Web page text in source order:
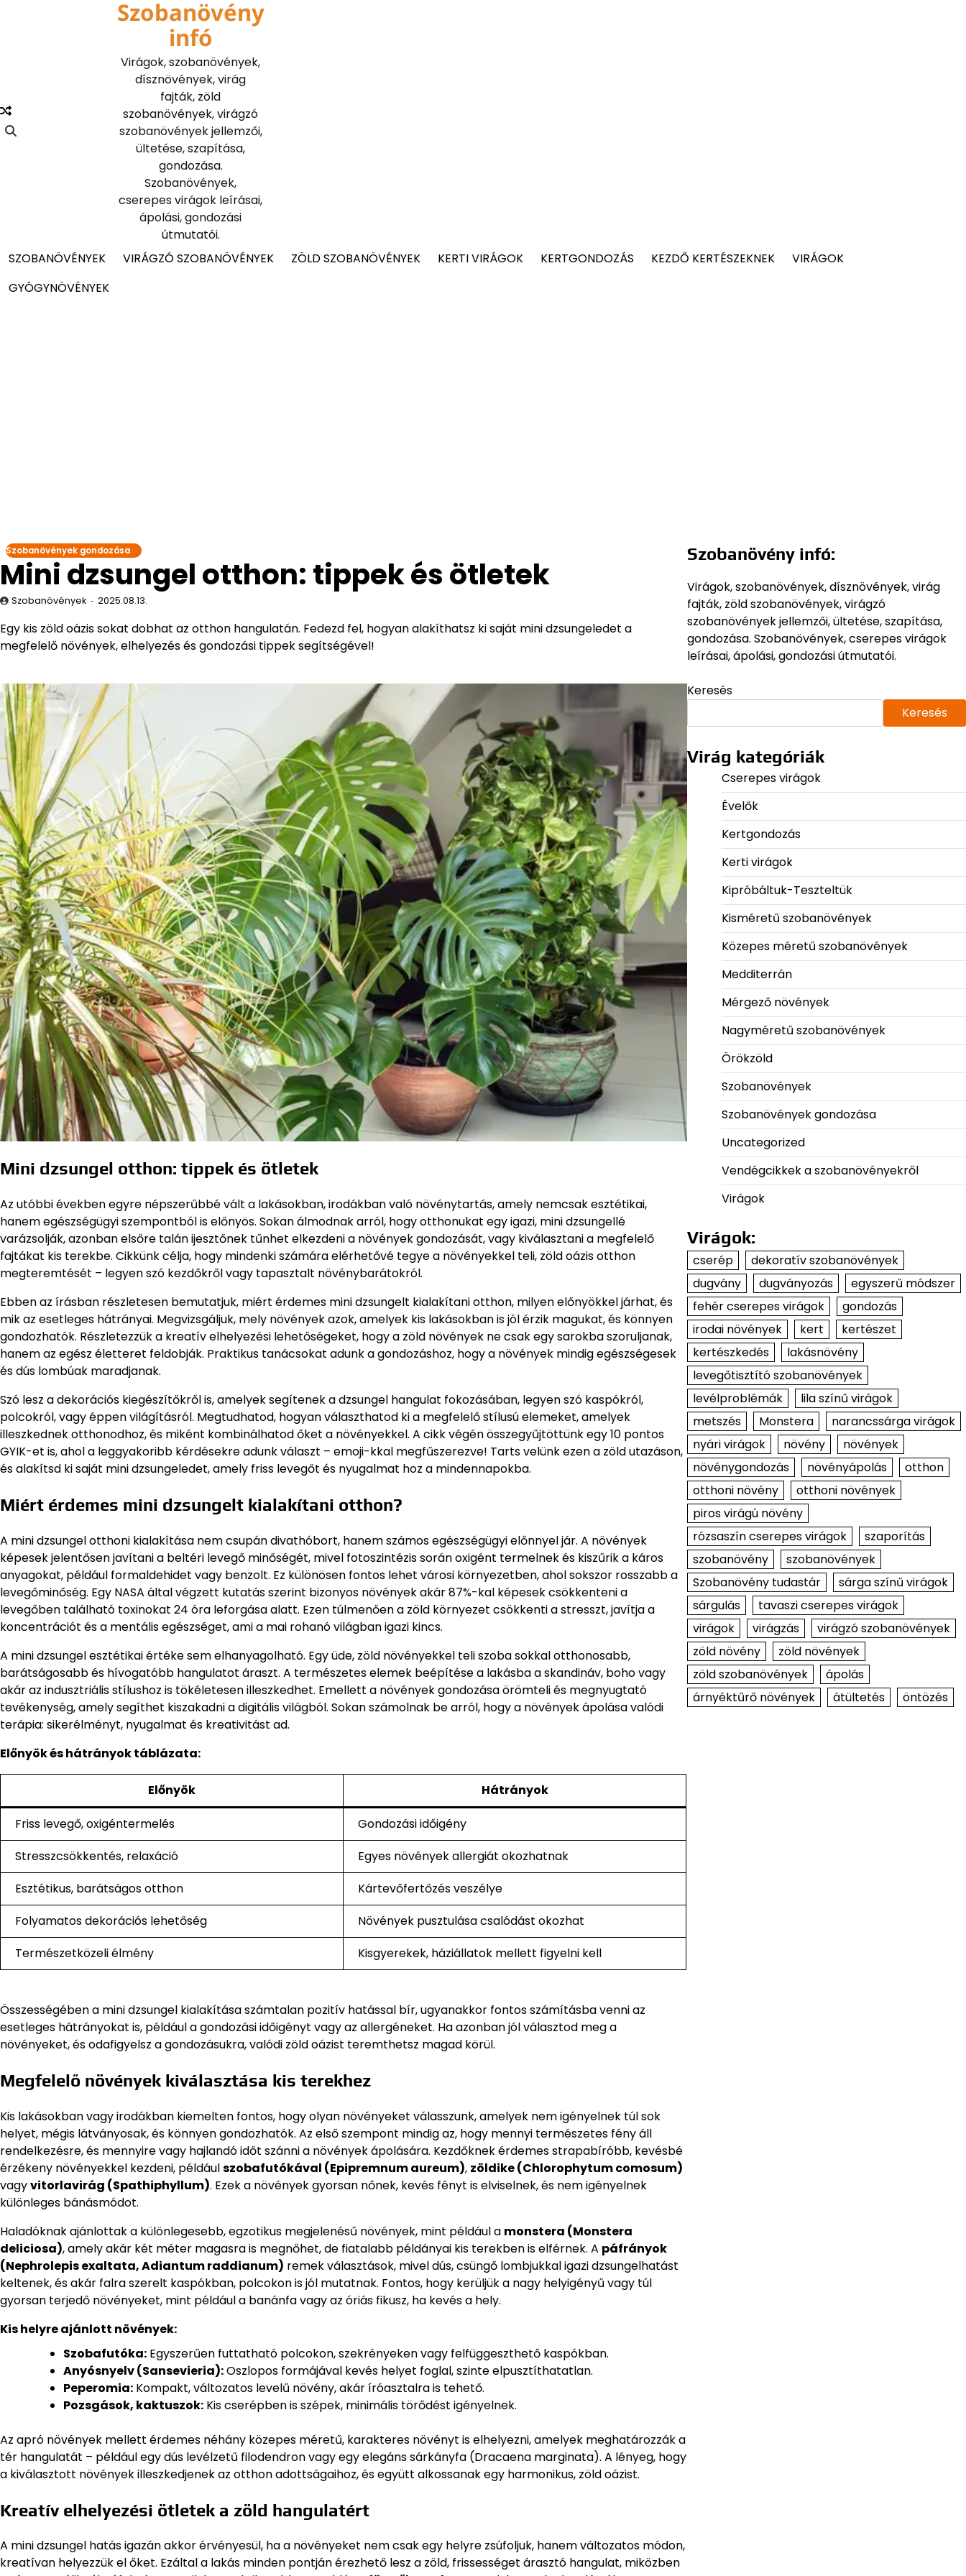
Szobanövény
infó
Virágok, szobanövények,
dísznövények, virág
fajták, zöld
szobanövények, virágzó
szobanövények jellemzői,
ültetése, szapítása,
gondozása.
Szobanövények,
cserepes virágok leírásai,
ápolási, gondozási
útmutatói.
SZOBANÖVÉNYEK
VIRÁGZÓ SZOBANÖVÉNYEK ZÖLD SZOBANÖVÉNYEK KERTI VIRÁGOK KERTGONDOZÁS KEZDŐ KERTÉSZEKNEK
VIRÁGOK
GYÓGYNÖVÉNYEK
Szobanövények gondozása
Mini dzsungel otthon: tippek és ötletek
Szobanövények 2025.08.13.
Egy kis zöld oázis sokat dobhat az otthon hangulatán. Fedezd fel, hogyan alakíthatsz ki saját mini dzsungeledet a
megfelelő növények, elhelyezés és gondozási tippek segítségével!
Mini dzsungel otthon: tippek és ötletek
Az utóbbi években egyre népszerűbbé vált a lakásokban, irodákban való növénytartás, amely nemcsak esztétikai,
hanem egészségügyi szempontból is előnyös. Sokan álmodnak arról, hogy otthonukat egy igazi, mini dzsungellé
varázsolják, azonban elsőre talán ijesztőnek tűnhet elkezdeni a növények gondozását, vagy kiválasztani a megfelelő
fajtákat kis terekbe. Cikkünk célja, hogy mindenki számára elérhetővé tegye a növényekkel teli, zöld oázis otthon
megteremtését – legyen szó kezdőkről vagy tapasztalt növénybarátokról.
Ebben az írásban részletesen bemutatjuk, miért érdemes mini dzsungelt kialakítani otthon, milyen előnyökkel járhat, és
mik az esetleges hátrányai. Megvizsgáljuk, mely növények azok, amelyek kis lakásokban is jól érzik magukat, és könnyen
gondozhatók. Részletezzük a kreatív elhelyezési lehetőségeket, hogy a zöld növények ne csak egy sarokba szoruljanak,
hanem az egész életteret feldobják. Praktikus tanácsokat adunk a gondozáshoz, hogy a növények mindig egészségesek
és dús lombúak maradjanak.
Szó lesz a dekorációs kiegészítőkről is, amelyek segítenek a dzsungel hangulat fokozásában, legyen szó kaspókról,
polcokról, vagy éppen világításról. Megtudhatod, hogyan választhatod ki a megfelelő stílusú elemeket, amelyek
illeszkednek otthonodhoz, és miként kombinálhatod őket a növényekkel. A cikk végén összegyűjtöttünk egy 10 pontos
GYIK-et is, ahol a leggyakoribb kérdésekre adunk választ – emoji-kkal megfűszerezve! Tarts velünk ezen a zöld utazáson,
és alakítsd ki saját mini dzsungeledet, amely friss levegőt és nyugalmat hoz a mindennapokba.
Miért érdemes mini dzsungelt kialakítani otthon?
A mini dzsungel otthoni kialakítása nem csupán divathóbort, hanem számos egészségügyi előnnyel jár. A növények
képesek jelentősen javítani a beltéri levegő minőségét, mivel fotoszintézis során oxigént termelnek és kiszűrik a káros
anyagokat, például formaldehidet vagy benzolt. Ez különösen fontos lehet városi környezetben, ahol sokszor rosszabb a
levegőminőség. Egy NASA által végzett kutatás szerint bizonyos növények akár 87%-kal képesek csökkenteni a
levegőben található toxinokat 24 óra leforgása alatt. Ezen túlmenően a zöld környezet csökkenti a stresszt, javítja a
koncentrációt és a mentális egészséget, ami a mai rohanó világban igazi kincs.
A mini dzsungel esztétikai értéke sem elhanyagolható. Egy üde, zöld növényekkel teli szoba sokkal otthonosabb,
barátságosabb és hívogatóbb hangulatot áraszt. A természetes elemek beépítése a lakásba a skandináv, boho vagy
akár az indusztriális stílushoz is tökéletesen illeszkedhet. Emellett a növények gondozása örömteli és megnyugtató
tevékenység, amely segíthet kiszakadni a digitális világból. Sokan számolnak be arról, hogy a növények ápolása valódi
terápia: sikerélményt, nyugalmat és kreativitást ad.
Előnyök és hátrányok táblázata:
Előnyök Hátrányok
Friss levegő, oxigéntermelés
Gondozási időigény
Stresszcsökkentés, relaxáció
Egyes növények allergiát okozhatnak
Esztétikus, barátságos otthon
Kártevőfertőzés veszélye
Folyamatos dekorációs lehetőség
Növények pusztulása csalódást okozhat
Természetközeli élmény
Kisgyerekek, háziállatok mellett figyelni kell
Összességében a mini dzsungel kialakítása számtalan pozitív hatással bír, ugyanakkor fontos számításba venni az
esetleges hátrányokat is, például a gondozási időigényt vagy az allergéneket. Ha azonban jól választod meg a
növényeket, és odafigyelsz a gondozásukra, valódi zöld oázist teremthetsz magad körül.
Megfelelő növények kiválasztása kis terekhez
Kis lakásokban vagy irodákban kiemelten fontos, hogy olyan növényeket válasszunk, amelyek nem igényelnek túl sok
helyet, mégis látványosak, és könnyen gondozhatók. Az első szempont mindig az, hogy mennyi természetes fény áll
rendelkezésre, és mennyire vagy hajlandó időt szánni a növények ápolására. Kezdőknek érdemes strapabíróbb, kevésbé
érzékeny növényekkel kezdeni, példáulszobafutókával (Epipremnum aureum), zöldike (Chlorophytum comosum)
vagyvitorlavirág (Spathiphyllum). Ezek a növények gyorsan nőnek, kevés fényt is elviselnek, és nem igényelnek
különleges bánásmódot.
Haladóknak ajánlottak a különlegesebb, egzotikus megjelenésű növények, mint például a monstera (Monstera
deliciosa), amely akár két méter magasra is megnőhet, de fiatalabb példányai kis terekben is elférnek. A páfrányok
(Nephrolepis exaltata, Adiantum raddianum) remek választások, mivel dús, csüngő lombjukkal igazi dzsungelhatást
keltenek, és akár falra szerelt kaspókban, polcokon is jól mutatnak. Fontos, hogy kerüljük a nagy helyigényű vagy túl
gyorsan terjedő növényeket, mint például a banánfa vagy az óriás fikusz, ha kevés a hely.
Kis helyre ajánlott növények:
Szobafutóka: Egyszerűen futtatható polcokon, szekrényeken vagy felfüggeszthető kaspókban.
Anyósnyelv (Sansevieria):Oszlopos formájával kevés helyet foglal, szinte elpusztíthatatlan.
Peperomia: Kompakt, változatos levelű növény, akár íróasztalra is tehető.
Pozsgások, kaktuszok: Kis cserépben is szépek, minimális törődést igényelnek.
Az apró növények mellett érdemes néhány közepes méretű, karakteres növényt is elhelyezni, amelyek meghatározzák a
tér hangulatát – például egy dús levélzetű filodendron vagy egy elegáns sárkányfa (Dracaena marginata). A lényeg, hogy
a kiválasztott növények illeszkedjenek az otthon adottságaihoz, és együtt alkossanak egy harmonikus, zöld oázist.
Kreatív elhelyezési ötletek a zöld hangulatért
A mini dzsungel hatás igazán akkor érvényesül, ha a növényeket nem csak egy helyre zsúfoljuk, hanem változatos módon,
kreatívan helyezzük el őket. Ezáltal a lakás minden pontján érezhető lesz a zöld, frissességet árasztó hangulat, miközben
Szobanövény infó:
Virágok, szobanövények, dísznövények, virág
fajták, zöld szobanövények, virágzó
szobanövények jellemzői, ültetése, szapítása,
gondozása. Szobanövények, cserepes virágok
leírásai, ápolási, gondozási útmutatói.
Keresés
Keresés
Virág kategóriák
Cserepes virágok
Évelők
Kertgondozás
Kerti virágok
Kipróbáltuk-Teszteltük
Kisméretű szobanövények
Közepes méretű szobanövények
Medditerrán
Mérgező növények
Nagyméretű szobanövények
Örökzöld
Szobanövények
Szobanövények gondozása
Uncategorized
Vendégcikkek a szobanövényekről
Virágok
Virágok:
cserép
dekoratív szobanövények
dugvány
dugványozás
egyszerű módszer
fehér cserepes virágok
gondozás
irodai növények
kert
kertészet
kertészkedés
lakásnövény
levegőtisztító szobanövények
levélproblémák
lila színű virágok
metszés
Monstera
narancssárga virágok
nyári virágok
növény
növények
növénygondozás
növényápolás
otthon
otthoni növény
otthoni növények
piros virágú növény
rózsaszín cserepes virágok
szaporítás
szobanövény
szobanövények
Szobanövény tudastár
sárga színű virágok
sárgulás
tavaszi cserepes virágok
virágok
virágzás
virágzó szobanövények
zöld növény
zöld növények
zöld szobanövények
ápolás
árnyéktűrő növények
átültetés öntözés